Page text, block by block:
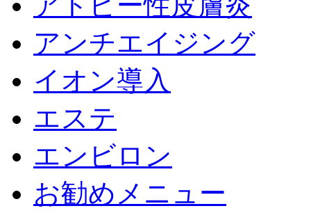
アンチエイジング
イオン導入
エステ
エンビロン
お勧めメニュー